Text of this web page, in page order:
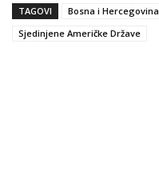
TAGOVI
Bosna i Hercegovina
Sjedinjene Američke Države